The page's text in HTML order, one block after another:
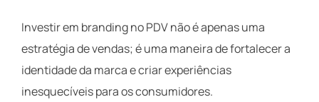
Investir em branding no PDV não é apenas uma
estratégia de vendas; é uma maneira de fortalecer a
identidade da marca e criar experiências
inesquecíveis para os consumidores.